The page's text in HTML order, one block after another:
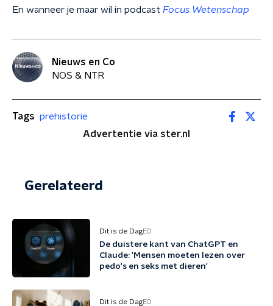
En wanneer je maar wil in podcast Focus Wetenschap
Nieuws en Co
NOS & NTR
Tags prehistorie
Advertentie via ster.nl
Gerelateerd
Dit is de DagEO
De duistere kant van ChatGPT en
Claude: 'Mensen moeten lezen over
pedo's en seks met dieren'
Dit is de DagEO